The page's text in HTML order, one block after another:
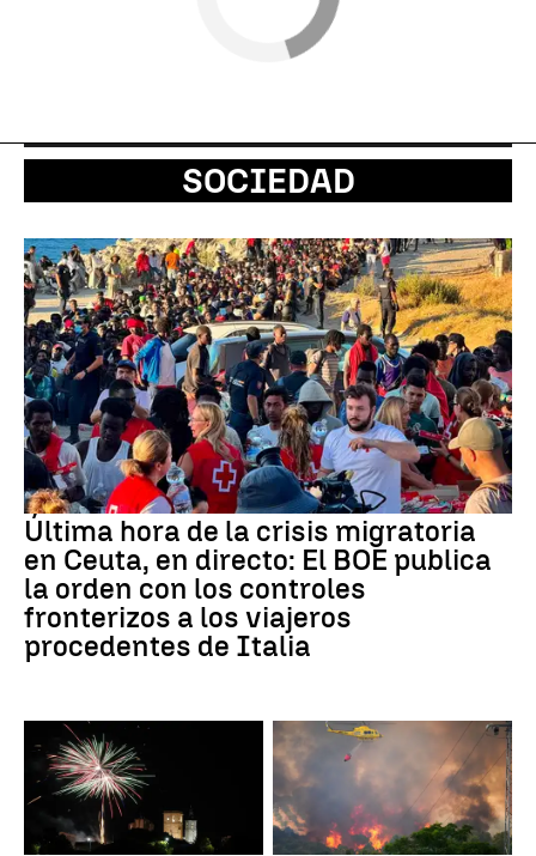
SOCIEDAD
Última hora de la crisis migratoria
en Ceuta, en directo: El BOE publica
la orden con los controles
fronterizos a los viajeros
procedentes de Italia